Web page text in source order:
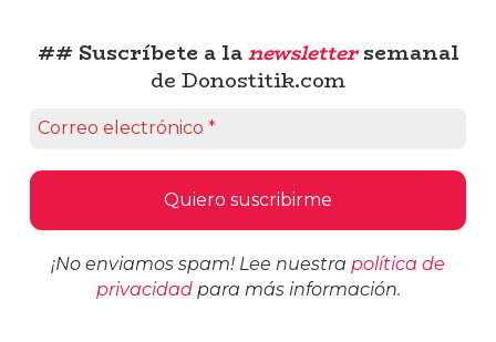
## Suscríbete a lanewslettersemanal
de Donostitik.com
¡No enviamos spam! Lee nuestra política de
privacidadpara más información.